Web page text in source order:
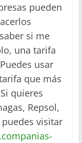
pueden
si me
una tarifa
usar
que más
quieres
Repsol,
visitar